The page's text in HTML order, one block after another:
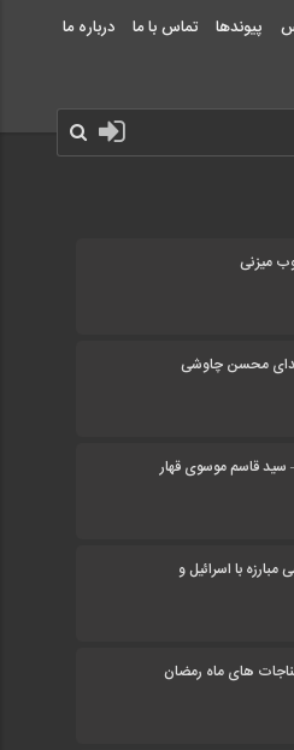
پیوندها تماس با ما درباره ما
میزنی
محسن چاوشی
قاسم موسوی قهار
با اسرائیل و
های ماه رمضان